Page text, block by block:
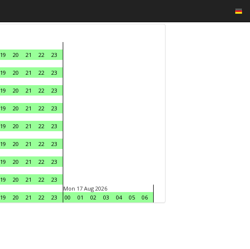
19 20 21 22
23
19 20 21 22
23
19 20 21 22
23
19 20 21 22
23
19 20 21 22
23
19 20 21 22
23
19 20 21 22
23
19 20 21 22
23
19 20 21 22 23
Mon 17 Aug 2026
00
01 02 03 04 05 06